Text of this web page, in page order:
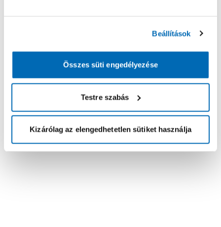
Beállítások
Összes süti engedélyezése
Testre szabás
Kizárólag az elengedhetetlen sütiket használja